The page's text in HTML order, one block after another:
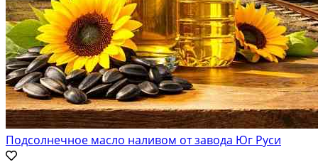
Подсолнечное масло наливом от завода Юг Руси